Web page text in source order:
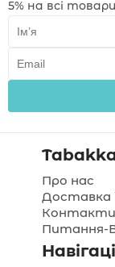
5% на всі
Про нас
Доставка
Контакти
Питання-